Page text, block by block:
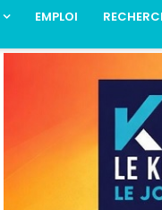
EMPLOI